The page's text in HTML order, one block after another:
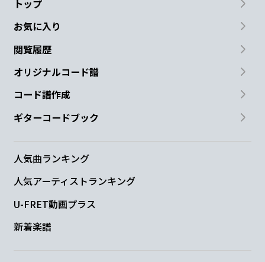
トップ
お気に入り
閲覧履歴
オリジナルコード譜
コード譜作成
ギターコードブック
人気曲ランキング
人気アーティストランキング
U-FRET動画プラス
新着楽譜